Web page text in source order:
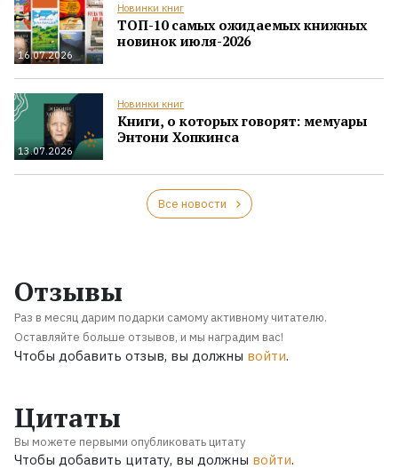
16.07.2026
Новинки книг
ТОП-10 самых ожидаемых книжных
новинок июля-2026
13.07.2026
Новинки книг
Книги, о которых говорят: мемуары
Энтони Хопкинса
Все новости
Отзывы
Раз в месяц дарим подарки самому активному читателю.
Оставляйте больше отзывов, и мы наградим вас!
Чтобы добавить отзыв, вы должны войти.
Цитаты
Вы можете первыми опубликовать цитату
Чтобы добавить цитату, вы должны войти.